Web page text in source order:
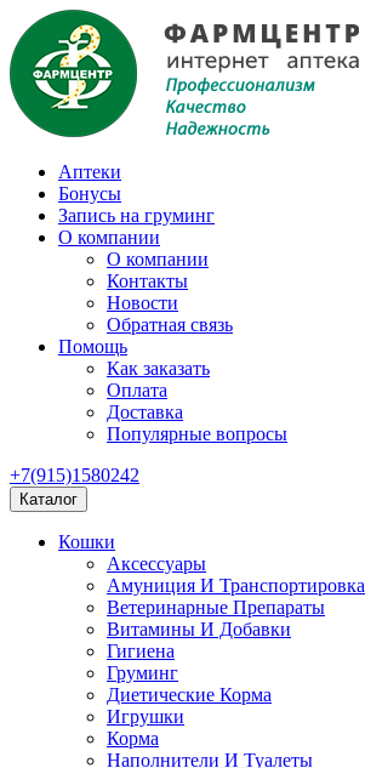
Аптеки
Бонусы
Запись на груминг
О компании
О компании
Контакты
Новости
Обратная связь
Помощь
Как заказать
Оплата
Доставка
Популярные вопросы
+7(915)1580242
Каталог
Кошки
Аксессуары
Амуниция И Транспортировка
Ветеринарные Препараты
Витамины И Добавки
Гигиена
Груминг
Диетические Корма
Игрушки
Корма
Наполнители И Туалеты